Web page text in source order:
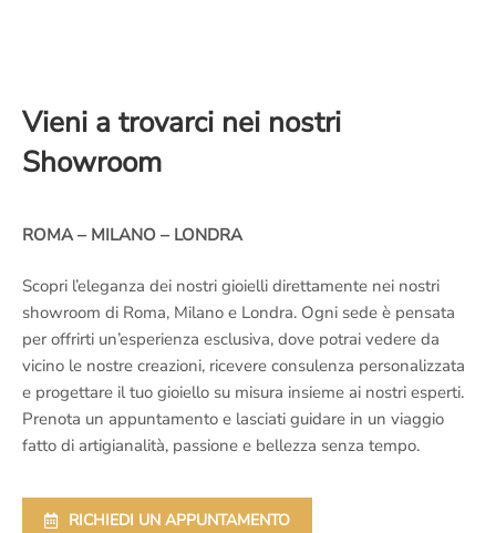
Vieni a trovarci nei nostri
Showroom
ROMA – MILANO – LONDRA
Scopri l’eleganza dei nostri gioielli direttamente nei nostri
showroom di Roma, Milano e Londra. Ogni sede è pensata
per offrirti un’esperienza esclusiva, dove potrai vedere da
vicino le nostre creazioni, ricevere consulenza personalizzata
e progettare il tuo gioiello su misura insieme ai nostri esperti.
Prenota un appuntamento e lasciati guidare in un viaggio
fatto di artigianalità, passione e bellezza senza tempo.
RICHIEDI UN APPUNTAMENTO